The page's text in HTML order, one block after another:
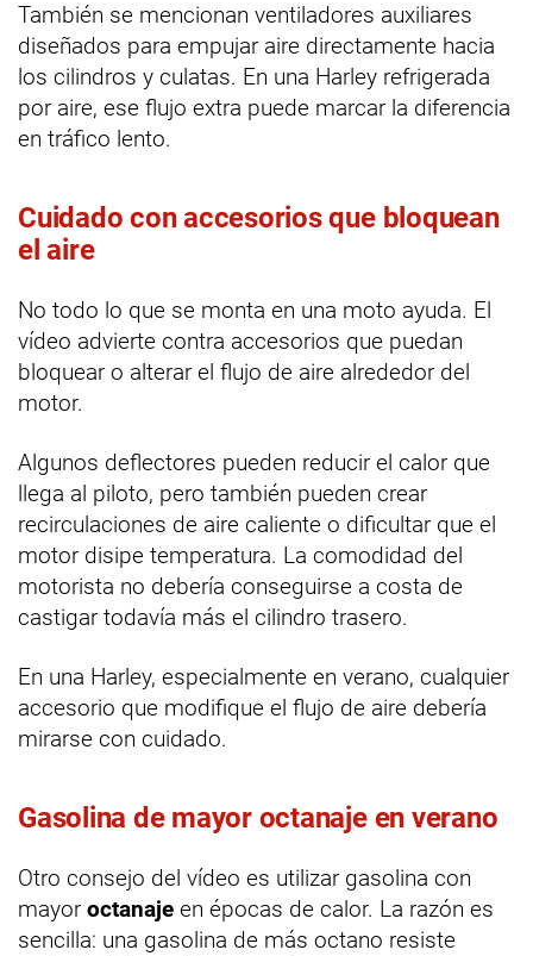
También se mencionan ventiladores auxiliares
diseñados para empujar aire directamente hacia
los cilindros y culatas. En una Harley refrigerada
por aire, ese flujo extra puede marcar la diferencia
en tráfico lento.
Cuidado con accesorios que bloquean
el aire
No todo lo que se monta en una moto ayuda. El
vídeo advierte contra accesorios que puedan
bloquear o alterar el flujo de aire alrededor del
motor.
Algunos deflectores pueden reducir el calor que
llega al piloto, pero también pueden crear
recirculaciones de aire caliente o dificultar que el
motor disipe temperatura. La comodidad del
motorista no debería conseguirse a costa de
castigar todavía más el cilindro trasero.
En una Harley, especialmente en verano, cualquier
accesorio que modifique el flujo de aire debería
mirarse con cuidado.
Gasolina de mayor octanaje en verano
Otro consejo del vídeo es utilizar gasolina con
mayor octanaje en épocas de calor. La razón es
sencilla: una gasolina de más octano resiste